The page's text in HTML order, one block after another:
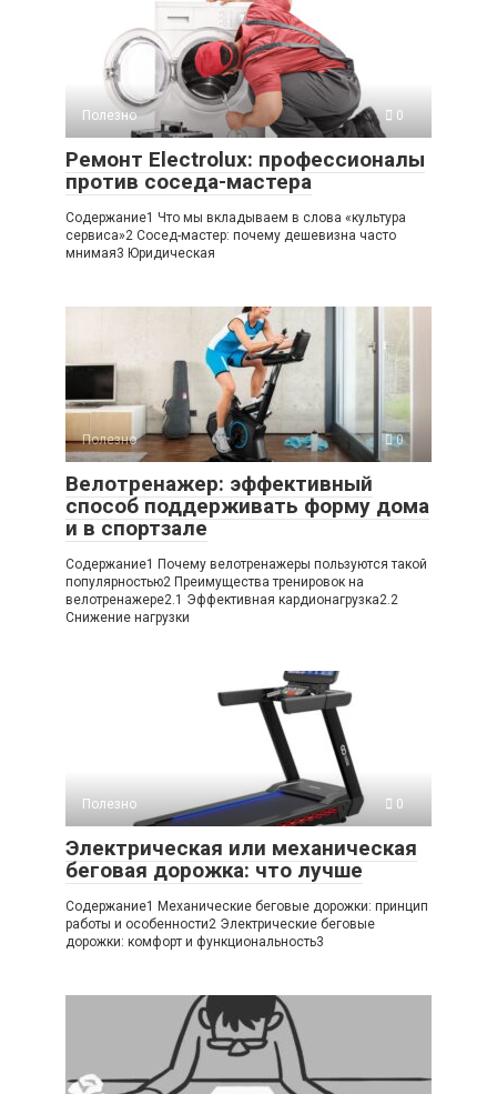
Полезно 0
Ремонт Electrolux: профессионалы
против соседа-мастера
Содержание1 Что мы вкладываем в слова «культура
сервиса»2 Сосед-мастер: почему дешевизна часто
мнимая3 Юридическая
Полезно 0
Велотренажер: эффективный
способ поддерживать форму дома
и в спортзале
Содержание1 Почему велотренажеры пользуются такой
популярностью2 Преимущества тренировок на
велотренажере2.1 Эффективная кардионагрузка2.2
Снижение нагрузки
Полезно 0
Электрическая или механическая
беговая дорожка: что лучше
Содержание1 Механические беговые дорожки: принцип
работы и особенности2 Электрические беговые
дорожки: комфорт и функциональность3